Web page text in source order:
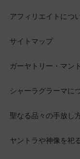
アフィリエイトにつ
サイトマップ
ガーヤトリー・マン
シャーラグラーマに
聖なる品々の手放し
ヤントラや神像を祀